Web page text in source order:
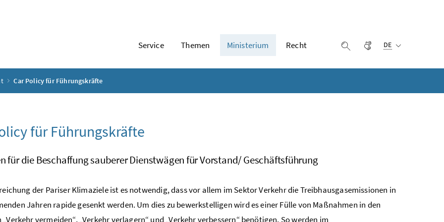
Service Themen Ministerium Recht Suche einblenden
Gebärdensprache
DE
Car Policy für Führungskräfte
für Führungskräfte
für die Beschaffung sauberer Dienstwägen für Vorstand/ Geschäftsführung
der Pariser Klimaziele ist es notwendig, dass vor allem im Sektor Verkehr die Treibhausgasemissionen in
Jahren rapide gesenkt werden. Um dies zu bewerkstelligen wird es einer Fülle von Maßnahmen in den
„Verkehr vermeiden“, „Verkehr verlagern“ und „Verkehr verbessern“ benötigen. So werden im